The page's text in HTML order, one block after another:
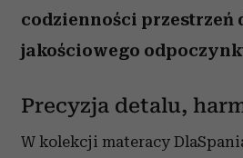
codzienności przestrzeń
jakościowego
Precyzja detalu,
W kolekcji materacy